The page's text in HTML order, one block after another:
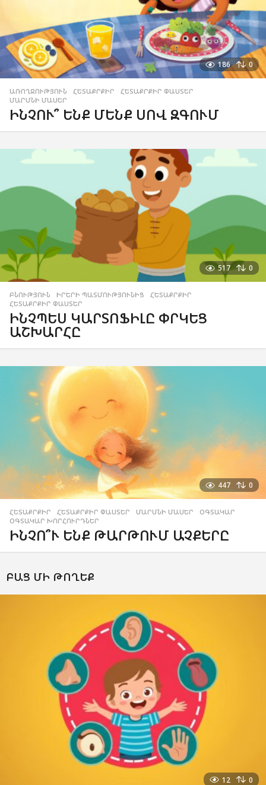
186 0
ԱՌՈՂՋՈՒԹՅՈՒՆ ,ՀԵՏԱՔՐՔԻՐ ,ՀԵՏԱՔՐՔԻՐ ՓԱՍՏԵՐ
ՄԱՐՄՆԻ ՄԱՍԵՐ
ԻՆՉՈՒ՞ ԵՆՔ ՄԵՆՔ ՍՈՎ ԶԳՈՒՄ
517 0
ԲՆՈՒԹՅՈՒՆ ,ԻՐԵՐԻ ՊԱՏՄՈՒԹՅՈՒՆԻՑ ,ՀԵՏԱՔՐՔԻՐ
ՀԵՏԱՔՐՔԻՐ ՓԱՍՏԵՐ
ԻՆՉՊԵՍ ԿԱՐՏՈՖԻԼԸ ՓՐԿԵՑ
ԱՇԽԱՐՀԸ
447 0
ՀԵՏԱՔՐՔԻՐ ,ՀԵՏԱՔՐՔԻՐ ՓԱՍՏԵՐ ,ՄԱՐՄՆԻ ՄԱՍԵՐ ,ՕԳՏԱԿԱՐ
ՕԳՏԱԿԱՐ ԽՈՐՀՈՒՐԴՆԵՐ
ԻՆՉՈ՞Ւ ԵՆՔ ԹԱՐԹՈՒՄ ԱՉՔԵՐԸ
ԲԱՑ ՄԻ ԹՈՂԵՔ
12 0